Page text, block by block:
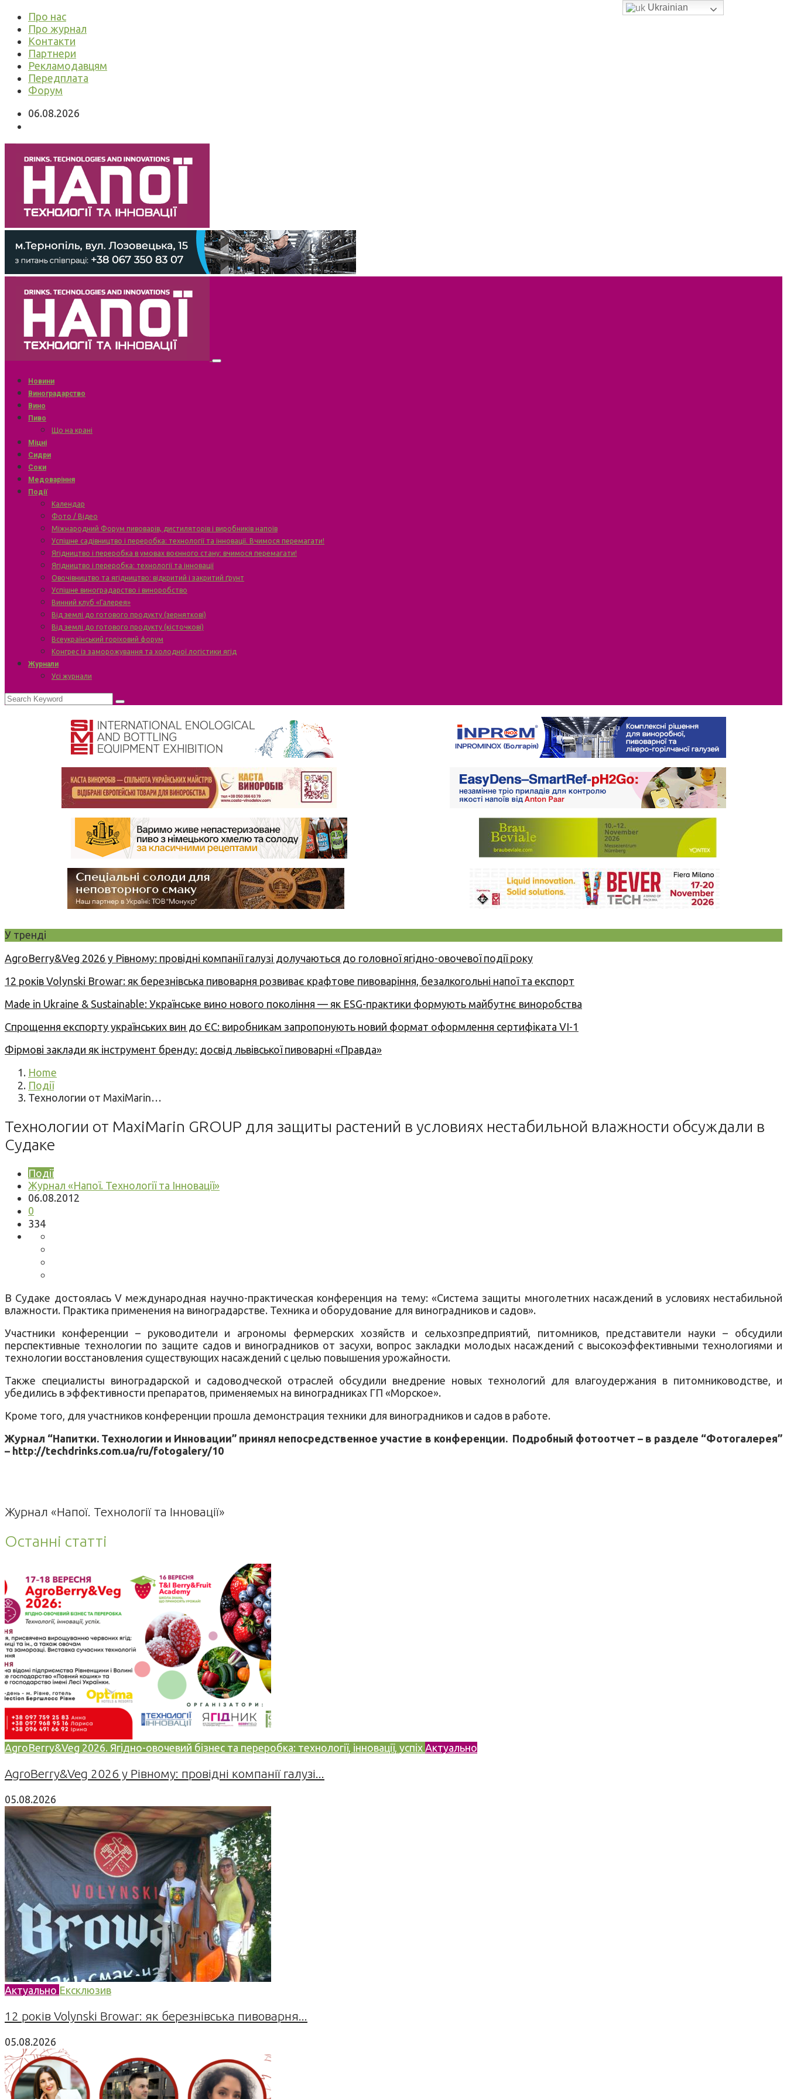
Про нас
Про журнал
Контакти
Партнери
Рекламодавцям
Передплата
Форум
06.08.2026
Новини
Виноградарство
Вино
Пиво
Що на крані
Міцні
Сидри
Соки
Медоваріння
Події
Календар
Фото / Відео
Міжнародний Форум пивоварів, дистиляторів і виробників напоїв
Успішне садівництво і переробка: технології та інновації. Вчимося перемагати!
Ягідництво і переробка в умовах воєнного стану: вчимося перемагати!
Ягідництво і переробка: технології та інновації
Овочівництво та ягідництво: відкритий і закритий ґрунт
Успішне виноградарство і виноробство
Винний клуб «Галерея»
Від землі до готового продукту (зерняткові)
Від землі до готового продукту (кісточкові)
Всеукраїнський горіховий форум
Конгрес із заморожування та холодної логістики ягід
Журнали
Усі журнали
У тренді
AgroBerry&Veg 2026 у Рівному: провідні компанії галузі долучаються до головної ягідно-овочевої події року
12 років Volynski Browar: як березнівська пивоварня розвиває крафтове пивоваріння, безалкогольні напої та експорт
Made in Ukraine & Sustainable: Українське вино нового покоління — як ESG-практики формують майбутнє виноробства
Спрощення експорту українських вин до ЄС: виробникам запропонують новий формат оформлення сертифіката VI-1
Фірмові заклади як інструмент бренду: досвід львівської пивоварні «Правда»
Home
Події
Технологии от MaxiMarin…
Технологии от MaxiMarin GROUP для защиты растений в условиях нестабильной влажности обсуждали в
Судаке
Події
Журнал «Напої. Технології та Інновації»
06.08.2012
0
334
В Судаке достоялась V международная научно-практическая конференция на тему: «Система защиты многолетних насаждений в условиях нестабильной
влажности. Практика применения на виноградарстве. Техника и оборудование для виноградников и садов».
Участники конференции – руководители и агрономы фермерских хозяйств и сельхозпредприятий, питомников, представители науки – обсудили
перспективные технологии по защите садов и виноградников от засухи, вопрос закладки молодых насаждений с высокоэффективными технологиями и
технологии восстановления существующих насаждений с целью повышения урожайности.
Также специалисты виноградарской и садоводческой отраслей обсудили внедрение новых технологий для влагоудержания в питомниководстве, и
убедились в эффективности препаратов, применяемых на виноградниках ГП «Морское».
Кроме того, для участников конференции прошла демонстрация техники для виноградников и садов в работе.
Журнал “Напитки. Технологии и Инновации” принял непосредственное участие в конференции. Подробный фотоотчет – в разделе “Фотогалерея”
– http://techdrinks.com.ua/ru/fotogalery/10
Журнал «Напої. Технології та Інновації»
Останні статті
AgroBerry&Veg 2026. Ягідно-овочевий бізнес та переробка: технології, інновації, успіх Актуально
AgroBerry&Veg 2026 у Рівному: провідні компанії галузі...
05.08.2026
Актуально Ексклюзив
12 років Volynski Browar: як березнівська пивоварня...
05.08.2026
Ukrainian